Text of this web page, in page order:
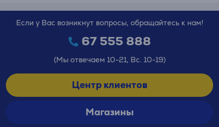
Если у Вас возникнут вопросы, обращайтесь к нам!
67 555 888
(Мы отвечаем 10-21, Вс. 10-19)
Центр клиентов
Магазины